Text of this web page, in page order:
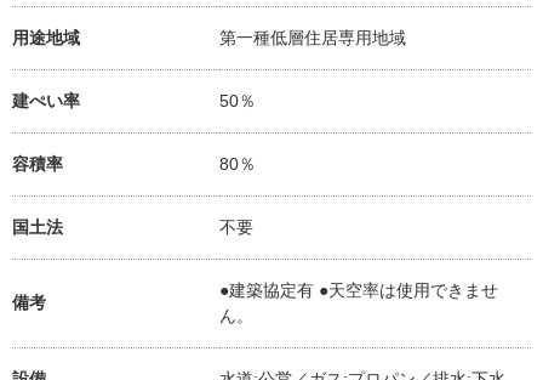
用途地域 第一種低層住居専用地域
建ぺい率 50％
容積率 80％
国土法 不要
備考
●建築協定有 ●天空率は使用できませ
ん。